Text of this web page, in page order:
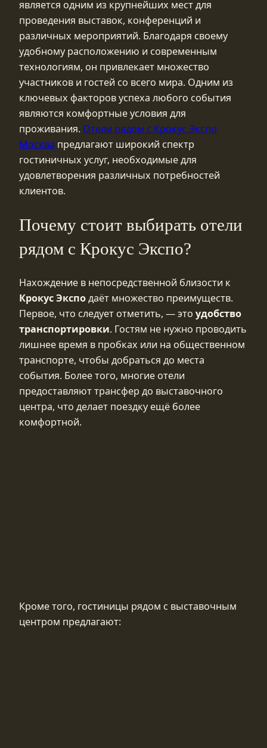
является одним из крупнейших мест для
проведения выставок, конференций и
различных мероприятий. Благодаря своему
удобному расположению и современным
технологиям, он привлекает множество
участников и гостей со всего мира. Одним из
ключевых факторов успеха любого события
являются комфортные условия для
проживания. Отели рядом с Крокус Экспо
Москва предлагают широкий спектр
гостиничных услуг, необходимые для
удовлетворения различных потребностей
клиентов.
Почему стоит выбирать отели
рядом с Крокус Экспо?
Нахождение в непосредственной близости к
Крокус Эксподаёт множество преимуществ.
Первое, что следует отметить, — это удобство
транспортировки. Гостям не нужно проводить
лишнее время в пробках или на общественном
транспорте, чтобы добраться до места
события. Более того, многие отели
предоставляют трансфер до выставочного
центра, что делает поездку ещё более
комфортной.
Кроме того, гостиницы рядом с выставочным
центром предлагают: